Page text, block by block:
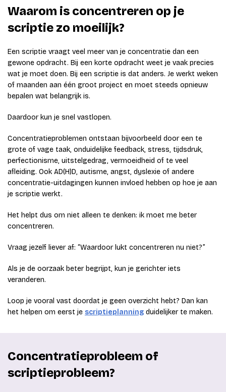
Waarom is concentreren op je
scriptie zo moeilijk?
Een scriptie vraagt veel meer van je concentratie dan een
gewone opdracht. Bij een korte opdracht weet je vaak precies
wat je moet doen. Bij een scriptie is dat anders. Je werkt weken
of maanden aan één groot project en moet steeds opnieuw
bepalen wat belangrijk is.
Daardoor kun je snel vastlopen.
Concentratieproblemen ontstaan bijvoorbeeld door een te
grote of vage taak, onduidelijke feedback, stress, tijdsdruk,
perfectionisme, uitstelgedrag, vermoeidheid of te veel
afleiding. Ook AD(H)D, autisme, angst, dyslexie of andere
concentratie-uitdagingen kunnen invloed hebben op hoe je aan
je scriptie werkt.
Het helpt dus om niet alleen te denken: ik moet me beter
concentreren.
Vraag jezelf liever af: “Waardoor lukt concentreren nu niet?”
Als je de oorzaak beter begrijpt, kun je gerichter iets
veranderen.
Loop je vooral vast doordat je geen overzicht hebt? Dan kan
het helpen om eerst je scriptieplanning duidelijker te maken.
Concentratieprobleem of
scriptieprobleem?